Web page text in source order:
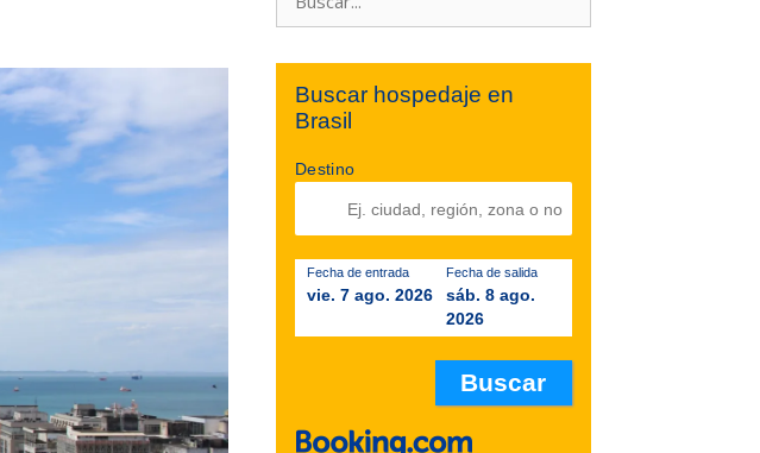
Buscar hospedaje en
Brasil
Destino
Fecha de entrada
vie. 7 ago. 2026
Fecha de salida
sáb. 8 ago.
2026